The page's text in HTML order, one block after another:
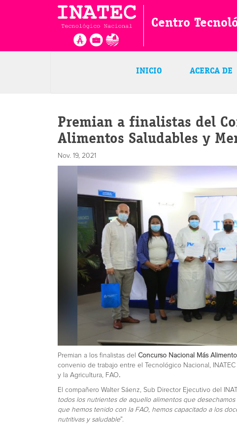
Centro
INICIO ACERCA DE
Premian a finalistas del
Alimentos Saludables y
Nov. 19, 2021
Premian a los finalistas del Concurso Nacional Más
convenio de trabajo entre el Tecnológico Nacional,
y la Agricultura, FAO.
El compañero Walter Sáenz, Sub Director Ejecutivo del
todos los nutrientes de aquello alimentos que
que hemos tenido con la FAO, hemos capacitado a los
nutritivas y saludable”.